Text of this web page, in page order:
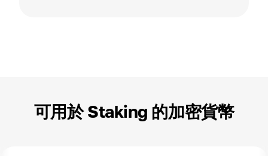
可用於 Staking 的加密貨幣